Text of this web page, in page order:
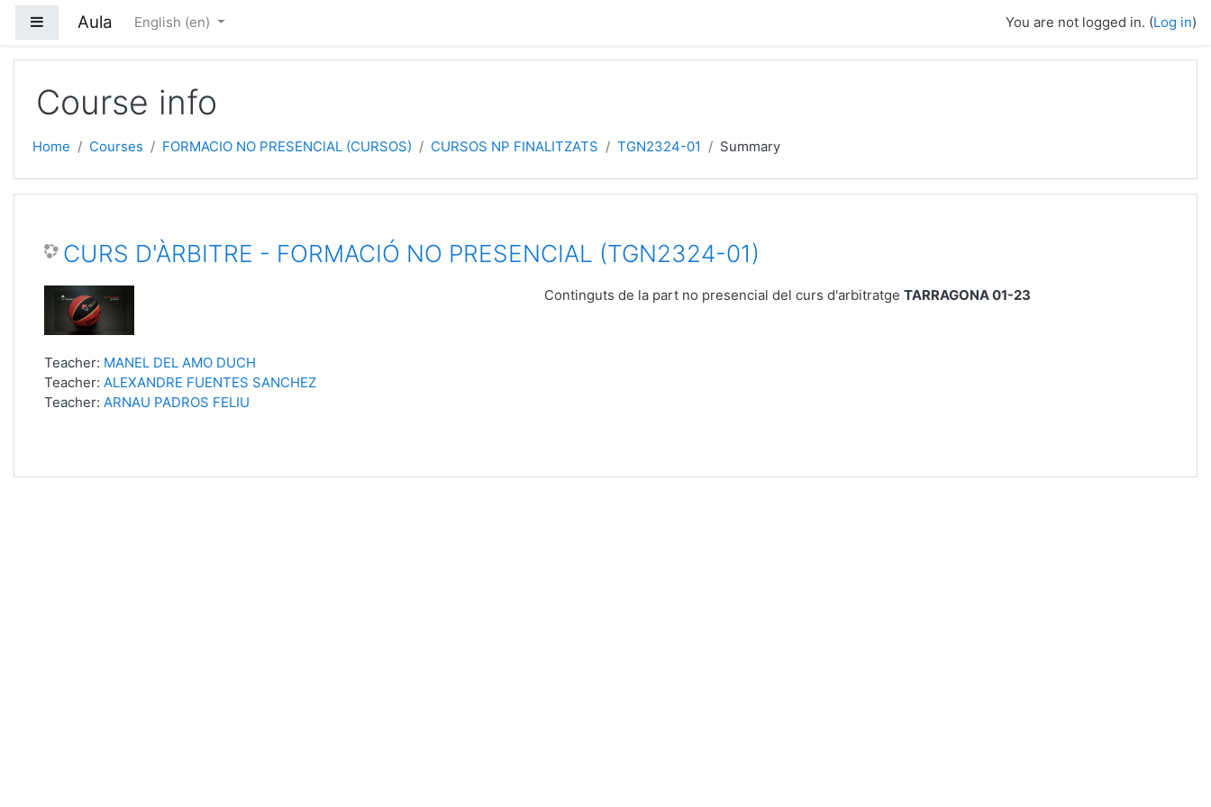
Side panel
Aula English ‎(en)‎ You are not logged in. (Log in)
Course info
Home Courses FORMACIO NO PRESENCIAL (CURSOS) CURSOS NP FINALITZATS TGN2324-01 Summary
CURS D'ÀRBITRE - FORMACIÓ NO PRESENCIAL (TGN2324-01)
Continguts de la part no presencial del curs d'arbitratgeTARRAGONA 01-23
Teacher: MANEL DEL AMO DUCH
Teacher: ALEXANDRE FUENTES SANCHEZ
Teacher: ARNAU PADROS FELIU